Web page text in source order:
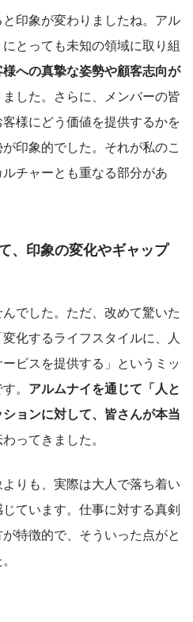
印象が変わりましたね。アル
とっても未知の領域に取り組
様への真摯な姿勢や顧客志向が
した。さらに、メンバーの皆
様にどう価値を提供するかを
印象的でした。それが私のこ
チャーとも重なる部分があ
、印象の変化やギャップ
でした。ただ、改めて驚いた
化するライフスタイルに、人
ビスを提供する」というミッ
。 アルムナイを通じて「人と
ョンに対して、皆さんが本当
ってきました。
りも、実際は大人で落ち着い
ています。仕事に対する真剣
特徴的で、そういった点がと